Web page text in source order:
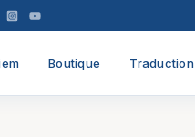
Boutique Traduction